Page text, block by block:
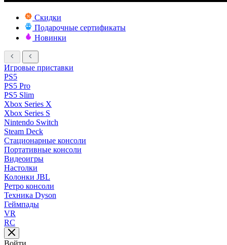
Скидки
Подарочные сертификаты
Новинки
Игровые приставки
PS5
PS5 Pro
PS5 Slim
Xbox Series X
Xbox Series S
Nintendo Switch
Steam Deck
Стационарные консоли
Портативные консоли
Видеоигры
Настолки
Колонки JBL
Ретро консоли
Техника Dyson
Геймпады
VR
RC
Войти